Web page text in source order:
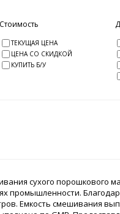
Стоимость
ТЕКУЩАЯ ЦЕНА
ЦЕНА СО СКИДКОЙ
КУПИТЬ Б/У
сухого порошкового
промышленности.
Емкость смешивания